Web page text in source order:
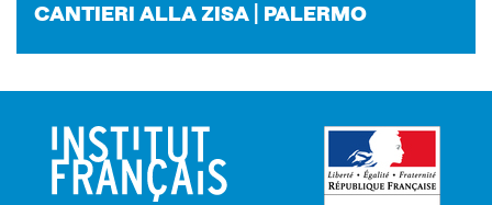
CAN­TIE­RI ALLA ZISA | PA­LER­MO